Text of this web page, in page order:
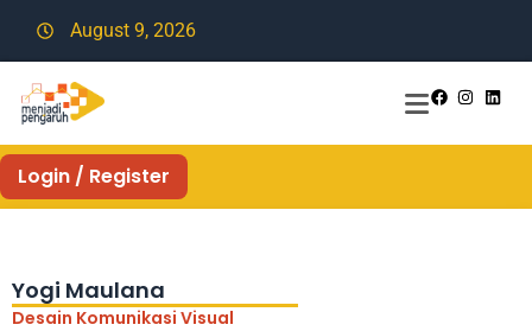
August 9, 2026
Login / Register
Yogi Maulana
Desain Komunikasi Visual